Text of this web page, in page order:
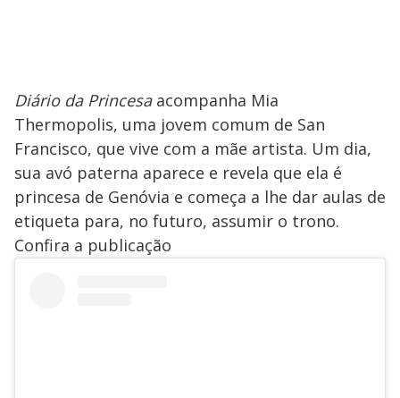
Diário da Princesaacompanha Mia
Thermopolis, uma jovem comum de San
Francisco, que vive com a mãe artista. Um dia,
sua avó paterna aparece e revela que ela é
princesa de Genóvia e começa a lhe dar aulas de
etiqueta para, no futuro, assumir o trono.
Confira a publicação